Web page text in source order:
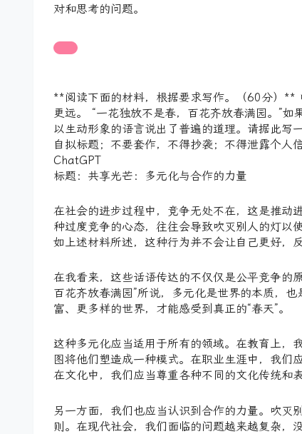
对和思考的问题。
**阅读下面的材料，根据要求写作。（60分）**
更远。 “一花独放不是春，百花齐放春满园。”
以生动形象的语言说出了普遍的道理。请据此写
自拟标题；不要套作，不得抄袭；不得泄露个人
ChatGPT
标题：共享光芒：多元化与合作的力量
在社会的进步过程中，竞争无处不在，这是推动
种过度竞争的心态，往往会导致吹灭别人的灯以
如上述材料所述，这种行为并不会让自己更好，
在我看来，这些话语传达的不仅仅是公平竞争的
百花齐放春满园”所说，多元化是世界的本质，
富、更多样的世界，才能感受到真正的“春天”。
这种多元化应当适用于所有的领域。在教育上，
图将他们塑造成一种模式。在职业生涯中，我们
在文化中，我们应当尊重各种不同的文化传统和
另一方面，我们也应当认识到合作的力量。吹灭
则。在现代社会，我们面临的问题越来越复杂，